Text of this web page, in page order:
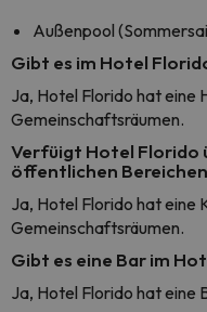
Außenpool
Gibt es im Hotel
Ja, Hotel Florido hat eine
Gemeinschaftsräumen.
Verfüigt Hotel Florido
öffentlichen
Ja, Hotel Florido hat eine
Gemeinschaftsräumen.
Gibt es eine Bar im
Ja, Hotel Florido hat eine